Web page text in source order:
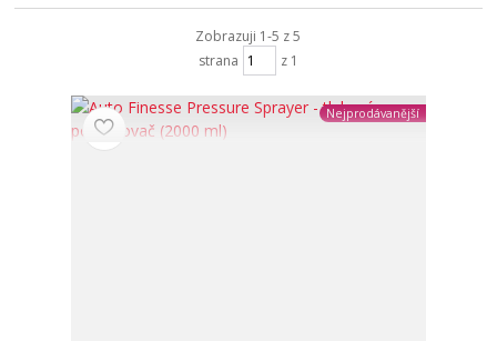
Zobrazuji 1-5 z 5
strana
z 1
Nejprodávanější